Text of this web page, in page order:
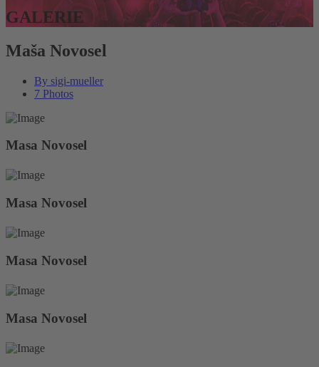
GALERIE
Maša Novosel
By sigi-mueller
7 Photos
Masa Novosel
Masa Novosel
Masa Novosel
Masa Novosel